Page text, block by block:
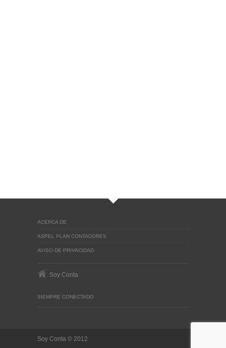
ACERCA DE
ASPEL PLAN CONTADORES
AVISO DE PRIVACIDAD
Soy Conta
SIEMPRE CONECTADO
Soy Conta © 2012